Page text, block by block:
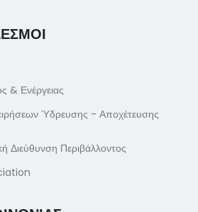
& Ενέργειας
Ύδρευσης - Αποχέτευσης
Διεύθυνση Περιβάλλοντος